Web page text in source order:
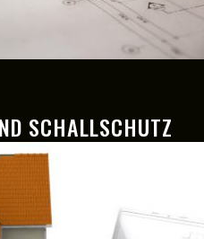
SCHALLSCHUTZ